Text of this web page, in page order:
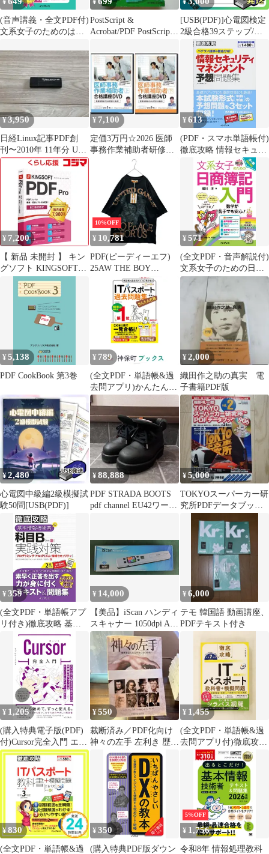
¥
(音声講義・全文PDF付)
文系女子のためのはじ
格テキスト&仕訳徹底
マスター問題集 第3版
¥
PostScript &
Acrobat/PDF PostScript3
¥
[USB(PDF)]心電図検定
2級合格39ステップ/重
要波形68/心電図用語
100(赤シート対応)
¥3,950
日経Linux記事PDF創
刊〜2010年 11年分 USB
メモリ
¥ 7,100
定価3万円☆2026 医師
事務作業補助者研修
DVD10枚＋PDFテキス
ト＆問題集
¥613
(PDF・スマホ単語帳付)
徹底攻略 情報セキュリ
ティマネジメント予想
問題集 ベテラン講師が
徹底分析! 五十嵐 聡
¥ 7,200
【 新品 未開封 】 キン
グソフト KINGSOFT
PDF Pro DLカード版
[Windows用] WPS-PDF-
PKG-C 未使用 送料無料
10%OFF
¥ 10,781
PDF(ピーディーエフ)
25AW THE BOY
BLACK GANGS /
BLACK グラフィック
半袖 Tシャツ ブラック
PNG STORE 取扱
¥571
(全文PDF・音声解説付)
文系女子のための日商
簿記入門 第2版 (文系女
子シリーズ)
¥5,138
PDF CookBook 第3巻
¥ 789
(全文PDF・単語帳&過
去問アプリ)かんたん合
格ITパスポート過去問
題集 令和7年度秋期 間
久保 恭子
¥2,000
織田作之助の真実 電
子書籍PDF版
¥2,480
心電図中級編2級模擬試
験50問[USB(PDF)]
¥88,888
PDF STRADA BOOTS
pdf channel EU42ワーク
¥5,000
TOKYOスーパーカー研
究所PDFデータブック
¥359
(全文PDF・単語帳アプ
リ付き)徹底攻略 基本
情報技術者の科目B実
践対策[プログラミン
グ・アルゴリズム・情
報セキュリティ]
¥ 14,000
【美品】iScan ハンディ
スキャナー 1050dpi A4
PDF/JPG 小型
¥6,000
テモ 韓国語 動画講座、
PDFテキスト付き
¥ 1,205
(購入特典電子版(PDF)
付)Cursor完全入門 エン
ジニア&Webクリエイタ
ーの生産性がアップす
るAIコードエディタ
¥550
裁断済み／PDF化向け
神々の左手 左利き 歴史
エピソード 教養本
¥ 1,455
(全文PDF・単語帳&過
去問アプリ付)徹底攻略
ITパスポート教科書+模
擬問題 令和7年度 間久
保 恭子 インプレス
¥830
(全文PDF・単語帳&過
¥350
(購入特典PDF版ダウン
5%OFF
¥ 1,756
令和8年 情報処理教科